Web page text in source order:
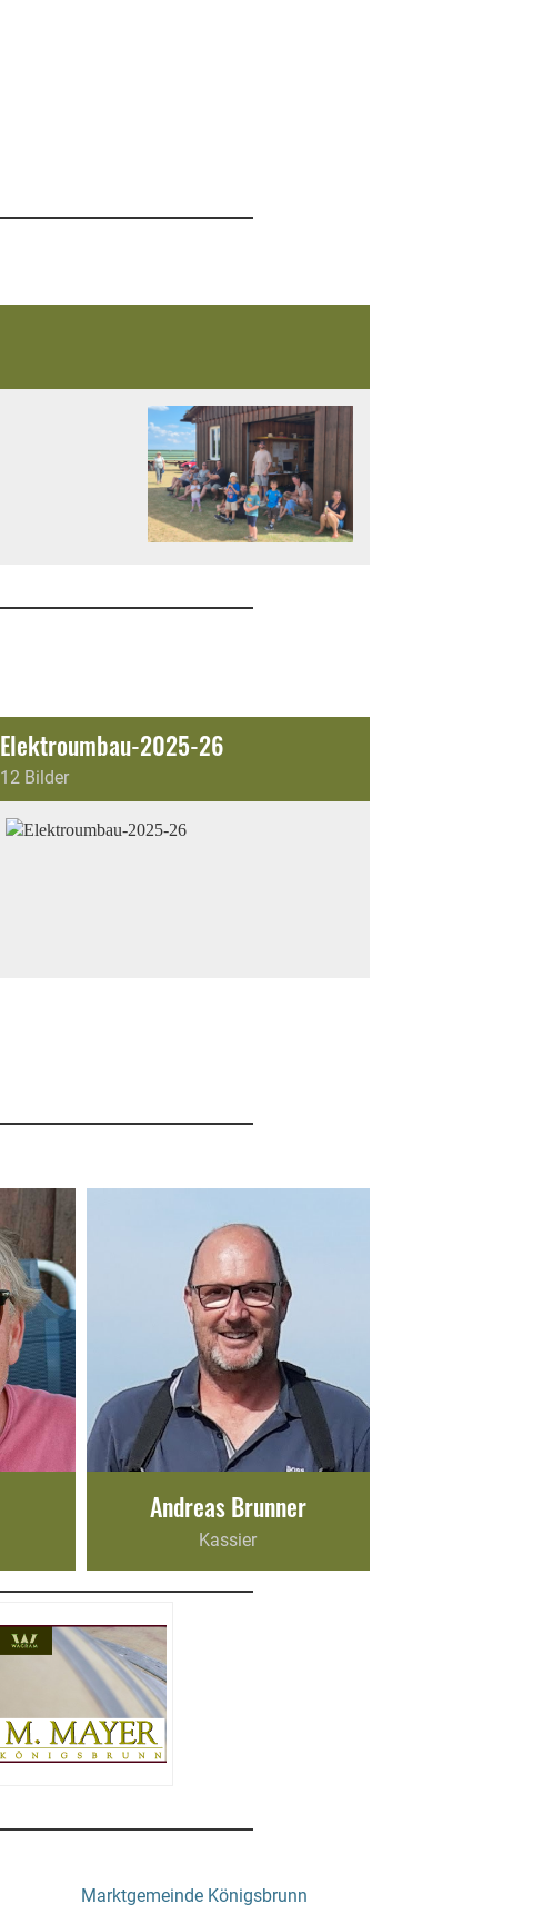
Elektroumbau-2025-26
12 Bilder
Andreas Brunner
Kassier
Marktgemeinde Königsbrunn